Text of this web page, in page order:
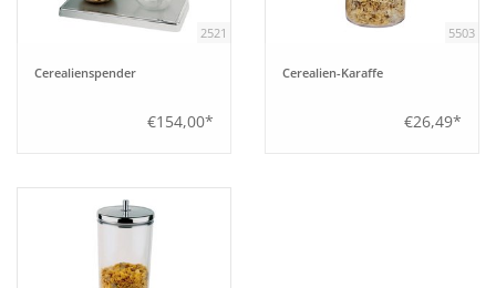
Küchentechnik
Küchenmöbel
2521
Cerealienspender
€154,00*
5503
Cerealien-Karaffe
€26,49*